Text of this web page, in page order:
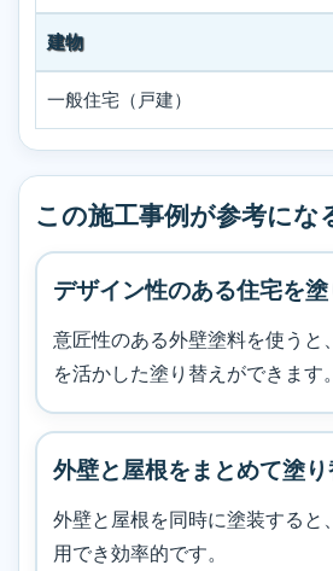
建物
一般住宅（戸建）
この施工事例が参考にな
デザイン性のある住宅を
意匠性のある外壁塗料を使うと
を活かした塗り替えができます。
外壁と屋根をまとめて塗
外壁と屋根を同時に塗装すると
用でき効率的です。